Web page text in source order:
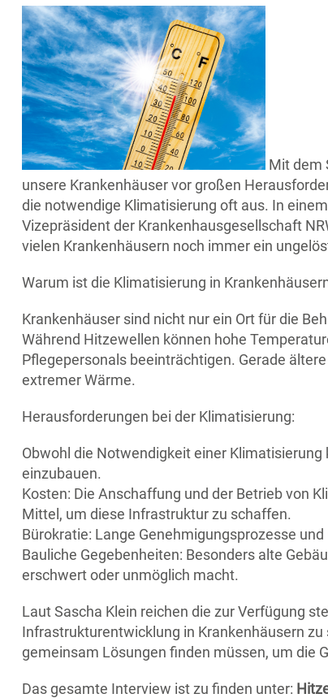
Mit dem
unsere Krankenhäuser vor großen
die notwendige Klimatisierung oft aus. In
Vizepräsident der Krankenhausgesellschaft
vielen Krankenhäusern noch immer ein
Warum ist die Klimatisierung in
Krankenhäuser sind nicht nur ein Ort für die
Während Hitzewellen können hohe
Pflegepersonals beeinträchtigen. Gerade
extremer Wärme.
Herausforderungen bei der Klimatisierung:
Obwohl die Notwendigkeit einer
einzubauen.
Kosten: Die Anschaffung und der Betrieb von
Mittel, um diese Infrastruktur zu schaffen.
Bürokratie: Lange Genehmigungsprozesse
Bauliche Gegebenheiten: Besonders alte
erschwert oder unmöglich macht.
Laut Sascha Klein reichen die zur Verfügung
Infrastrukturentwicklung in Krankenhäusern
gemeinsam Lösungen finden müssen, um die
Das gesamte Interview ist zu finden unter: